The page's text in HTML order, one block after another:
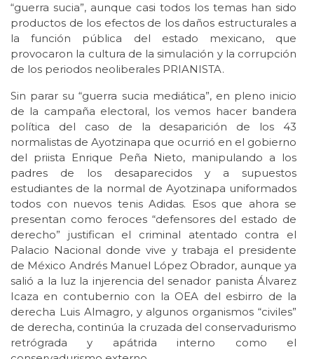
“guerra sucia”, aunque casi todos los temas han sido
productos de los efectos de los daños estructurales a
la función pública del estado mexicano, que
provocaron la cultura de la simulación y la corrupción
de los periodos neoliberales PRIANISTA.
Sin parar su “guerra sucia mediática”, en pleno inicio
de la campaña electoral, los vemos hacer bandera
política del caso de la desaparición de los 43
normalistas de Ayotzinapa que ocurrió en el gobierno
del priista Enrique Peña Nieto, manipulando a los
padres de los desaparecidos y a supuestos
estudiantes de la normal de Ayotzinapa uniformados
todos con nuevos tenis Adidas. Esos que ahora se
presentan como feroces “defensores del estado de
derecho” justifican el criminal atentado contra el
Palacio Nacional donde vive y trabaja el presidente
de México Andrés Manuel López Obrador, aunque ya
salió a la luz la injerencia del senador panista Álvarez
Icaza en contubernio con la OEA del esbirro de la
derecha Luis Almagro, y algunos organismos “civiles”
de derecha, continúa la cruzada del conservadurismo
retrógrada y apátrida interno como el